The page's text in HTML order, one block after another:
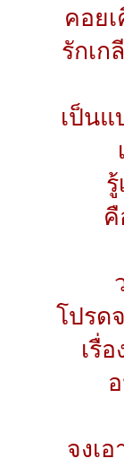
คอย
รักเก
เป็น
โปรด
เรื่
จงเ